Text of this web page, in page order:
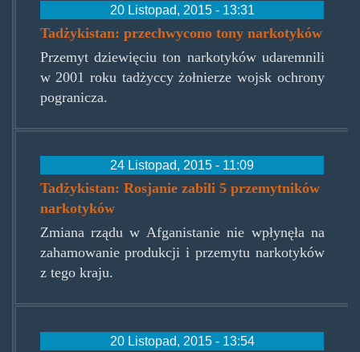
20 Listopad, 2015 - 13:31
Tadżykistan: przechwycono tony narkotyków
Przemyt dziewięciu ton narkotyków udaremnili
w 2001 roku tadżyccy żołnierze wojsk ochrony
pogranicza.
24 Listopad, 2015 - 11:09
Tadżykistan: Rosjanie zabili 5 przemytników
narkotyków
Zmiana rządu w Afganistanie nie wpłynęła na
zahamowanie produkcji i przemytu narkotyków
z tego kraju.
20 Listopad, 2015 - 13:54